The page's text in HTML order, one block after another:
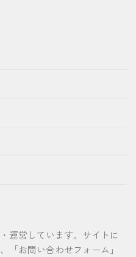
運営しています。サイトに
「お問い合わせフォーム」